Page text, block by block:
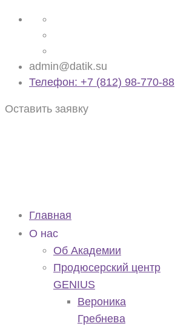
admin@datik.su
Телефон: +7 (812) 98-770-88
Оставить заявку
Главная
О нас
Об Академии
Продюсерский центр
GENIUS
Вероника
Гребнева